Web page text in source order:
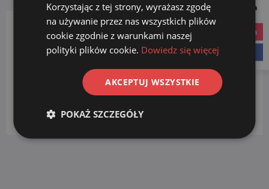
DOZOWNIKI
na płyn do dezynfekcji
plastikowe
Social Media
instagram
Korzystając z tej strony, wyrażasz zgodę
na używanie przez nas wszystkich plików
cookie zgodnie z warunkami naszej
polityki plików cookie. Dowiedz się więcej
AKCEPTUJ WSZYSTKIE
POKAŻ SZCZEGÓŁY